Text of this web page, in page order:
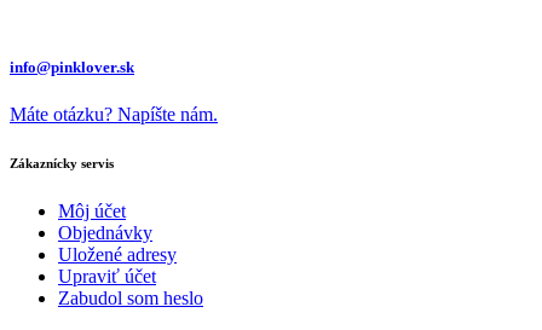
info@pinklover.sk
Máte otázku? Napíšte nám.
Zákaznícky servis
Môj účet
Objednávky
Uložené adresy
Upraviť účet
Zabudol som heslo